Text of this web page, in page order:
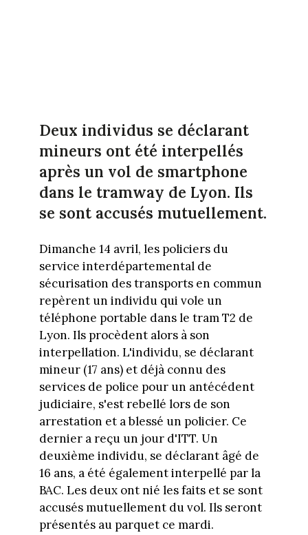
Deux individus se déclarant
mineurs ont été interpellés
après un vol de smartphone
dans le tramway de Lyon. Ils
se sont accusés mutuellement.
Dimanche 14 avril, les policiers du
service interdépartemental de
sécurisation des transports en commun
repèrent un individu qui vole un
téléphone portable dans le tram T2 de
Lyon. Ils procèdent alors à son
interpellation. L'individu, se déclarant
mineur (17 ans) et déjà connu des
services de police pour un antécédent
judiciaire, s'est rebellé lors de son
arrestation et a blessé un policier. Ce
dernier a reçu un jour d'ITT. Un
deuxième individu, se déclarant âgé de
16 ans, a été également interpellé par la
BAC. Les deux ont nié les faits et se sont
accusés mutuellement du vol. Ils seront
présentés au parquet ce mardi.